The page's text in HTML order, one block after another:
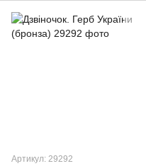
Артикул: 29292